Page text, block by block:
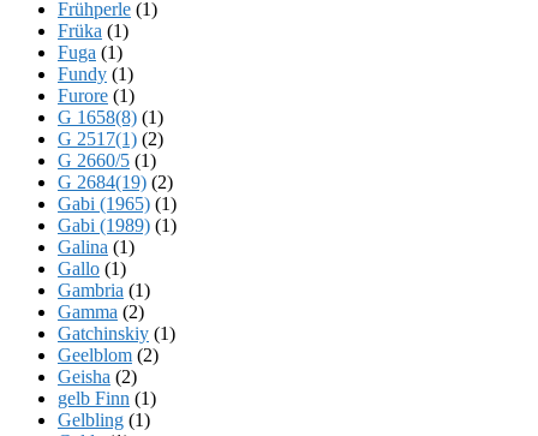
Frühperle (1)
Früka (1)
Fuga (1)
Fundy (1)
Furore (1)
G 1658(8) (1)
G 2517(1) (2)
G 2660/5 (1)
G 2684(19) (2)
Gabi (1965) (1)
Gabi (1989) (1)
Galina (1)
Gallo (1)
Gambria (1)
Gamma (2)
Gatchinskiy (1)
Geelblom (2)
Geisha (2)
gelb Finn (1)
Gelbling (1)